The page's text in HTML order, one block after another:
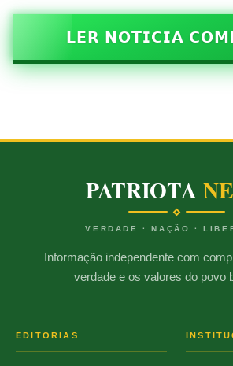
𝗟𝗘𝗥 𝗡𝗢𝗧𝗜𝗖𝗜𝗔
PATRIOTA
VERDADE · NAÇÃO ·
Informação independente com
verdade e os valores do povo
EDITORIAS